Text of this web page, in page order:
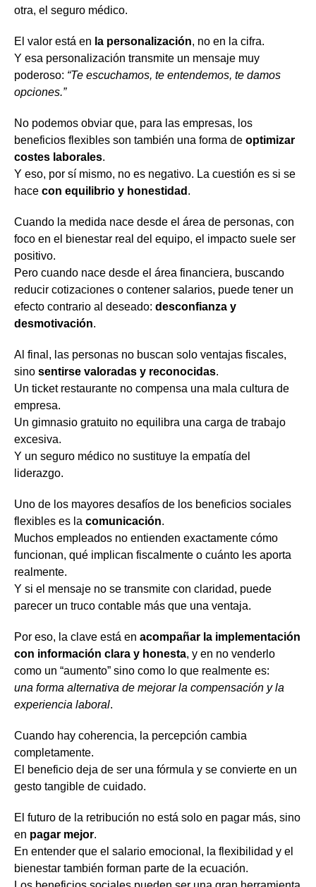
otra, el seguro médico.
El valor está en la personalización, no en la cifra.
Y esa personalización transmite un mensaje muy
poderoso: “Te escuchamos, te entendemos, te damos
opciones.”
No podemos obviar que, para las empresas, los
beneficios flexibles son también una forma de optimizar
costes laborales.
Y eso, por sí mismo, no es negativo. La cuestión es si se
hace con equilibrio y honestidad .
Cuando la medida nace desde el área de personas, con
foco en el bienestar real del equipo, el impacto suele ser
positivo.
Pero cuando nace desde el área financiera, buscando
reducir cotizaciones o contener salarios, puede tener un
efecto contrario al deseado: desconfianza y
desmotivación.
Al final, las personas no buscan solo ventajas fiscales,
sino sentirse valoradas y reconocidas.
Un ticket restaurante no compensa una mala cultura de
empresa.
Un gimnasio gratuito no equilibra una carga de trabajo
excesiva.
Y un seguro médico no sustituye la empatía del
liderazgo.
Uno de los mayores desafíos de los beneficios sociales
flexibles es la comunicación.
Muchos empleados no entienden exactamente cómo
funcionan, qué implican fiscalmente o cuánto les aporta
realmente.
Y si el mensaje no se transmite con claridad, puede
parecer un truco contable más que una ventaja.
Por eso, la clave está en acompañar la implementación
con información clara y honesta, y en no venderlo
como un “aumento” sino como lo que realmente es:
una forma alternativa de mejorar la compensación y la
experiencia laboral.
Cuando hay coherencia, la percepción cambia
completamente.
El beneficio deja de ser una fórmula y se convierte en un
gesto tangible de cuidado.
El futuro de la retribución no está solo en pagar más, sino
en pagar mejor.
En entender que el salario emocional, la flexibilidad y el
bienestar también forman parte de la ecuación.